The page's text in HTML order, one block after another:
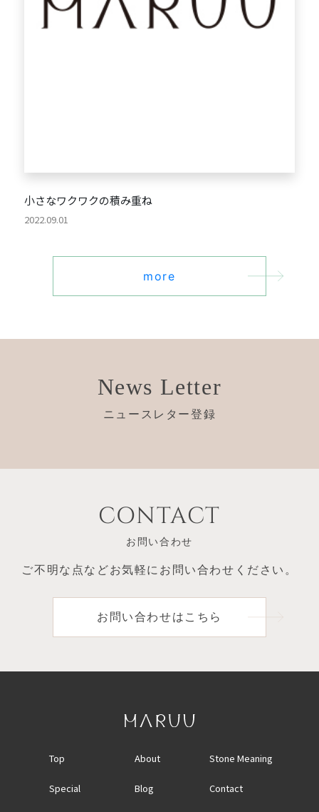
小さなワクワクの積み重ね
2022.09.01
more
News Letter
ニュースレター登録
CONTACT
お問い合わせ
ご不明な点などお気軽にお問い合わせください。
お問い合わせはこちら
Top About Stone Meaning
Special Blog Contact